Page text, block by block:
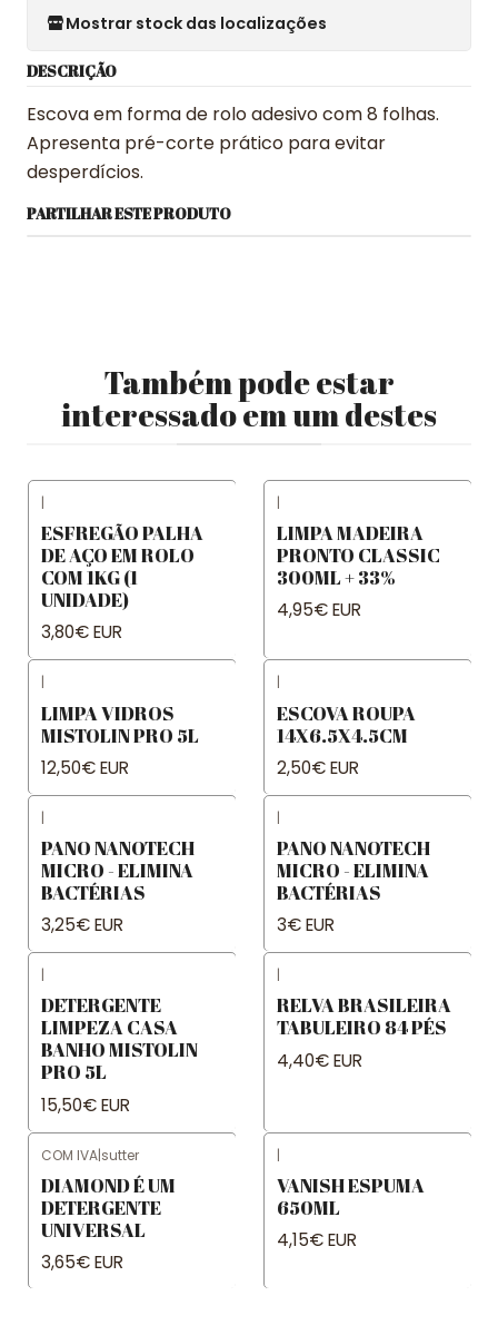
Mostrar stock das localizações
DESCRIÇÃO
Escova em forma de rolo adesivo com 8 folhas.
Apresenta pré-corte prático para evitar
desperdícios.
PARTILHAR ESTE PRODUTO
Também pode estar
interessado em um destes
|
ESFREGÃO PALHA
DE AÇO EM ROLO
COM 1KG (1
UNIDADE)
3,80€ EUR
|
LIMPA MADEIRA
PRONTO CLASSIC
300ML + 33%
4,95€ EUR
|
LIMPA VIDROS
MISTOLIN PRO 5L
12,50€ EUR
|
ESCOVA ROUPA
14X6.5X4.5CM
2,50€ EUR
|
PANO NANOTECH
MICRO - ELIMINA
BACTÉRIAS
3,25€ EUR
|
PANO NANOTECH
MICRO - ELIMINA
BACTÉRIAS
3€ EUR
|
DETERGENTE
LIMPEZA CASA
BANHO MISTOLIN
PRO 5L
15,50€ EUR
|
RELVA BRASILEIRA
TABULEIRO 84 PÉS
4,40€ EUR
COM IVA|sutter
DIAMOND É UM
DETERGENTE
UNIVERSAL
3,65€ EUR
|
VANISH ESPUMA
650ML
4,15€ EUR